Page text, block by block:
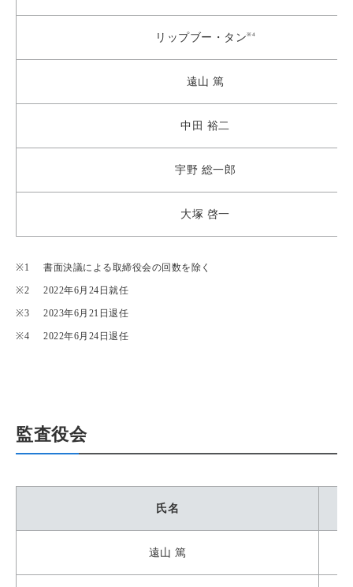
リップブー・タン※4
遠山 篤
中田 裕二
宇野 総一郎
大塚 啓一
書面決議による取締役会の回数を除く
2022年6月24日就任
2023年6月21日退任
2022年6月24日退任
監査役会
氏名
遠山 篤